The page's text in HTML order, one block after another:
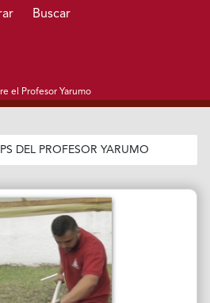
principal
Buscar
el Profesor Yarumo
DEL PROFESOR YARUMO